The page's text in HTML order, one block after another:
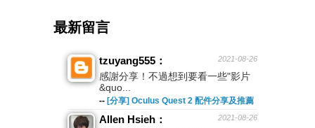
最新留言
2021-08-26
tzuyang555：
感謝分享！不過想到要看一些"影片
&quo...
-- [分享] Oculus Quest 2 配件分享及推薦
2021-08-26
Allen Hsieh：